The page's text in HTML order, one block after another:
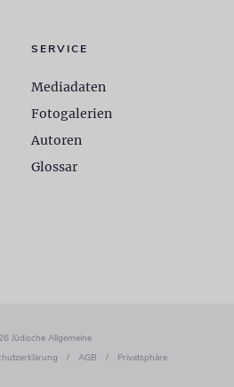
SERVICE
Mediadaten
Fotogalerien
Autoren
Glossar
Jüdische Allgemeine
/ AGB / Privatsphäre